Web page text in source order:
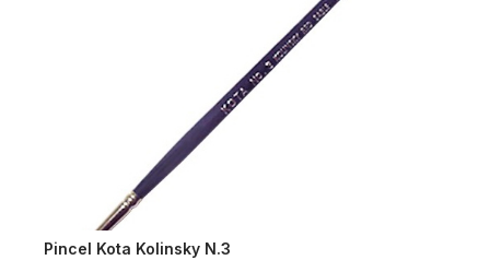
Pincel Kota Kolinsky N.3